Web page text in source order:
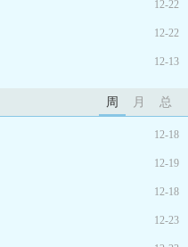
12-22
12-22
12-13
周 月 总
12-18
12-19
12-18
12-23